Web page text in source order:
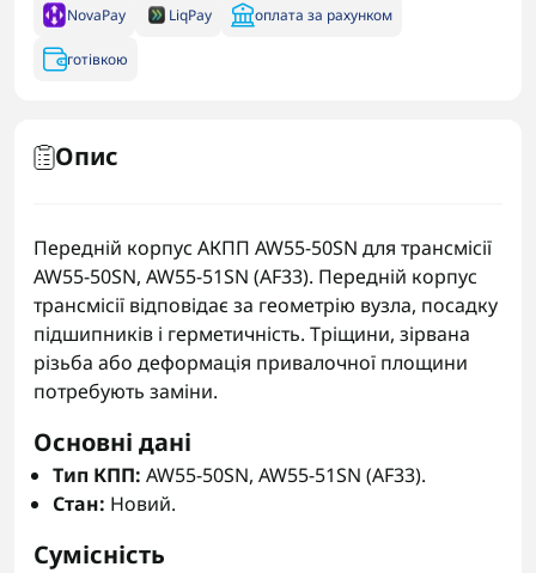
NovaPay LiqPay оплата за рахунком
готівкою
Опис
Передній корпус АКПП AW55-50SN для трансмісії
AW55-50SN, AW55-51SN (AF33). Передній корпус
трансмісії відповідає за геометрію вузла, посадку
підшипників і герметичність. Тріщини, зірвана
різьба або деформація привалочної площини
потребують заміни.
Основні дані
Тип КПП: AW55-50SN, AW55-51SN (AF33).
Стан: Новий.
Сумісність